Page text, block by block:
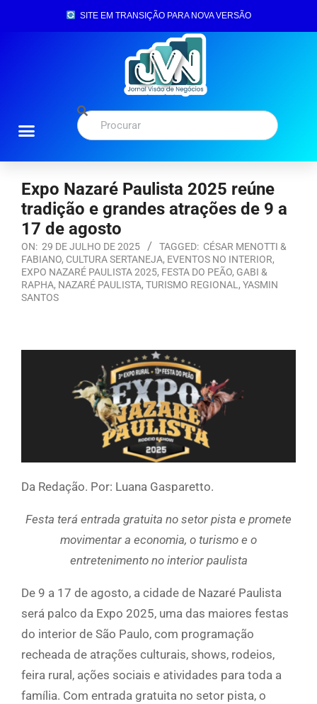
SITE EM TRANSIÇÃO PARA NOVA VERSÃO
Expo Nazaré Paulista 2025 reúne
tradição e grandes atrações de 9 a
17 de agosto
ON: 29 DE JULHO DE 2025 TAGGED: CÉSAR MENOTTI &
FABIANO, CULTURA SERTANEJA, EVENTOS NO INTERIOR,
EXPO NAZARÉ PAULISTA 2025, FESTA DO PEÃO, GABI &
RAPHA, NAZARÉ PAULISTA, TURISMO REGIONAL , YASMIN
SANTOS
Da Redação. Por: Luana Gasparetto.
Festa terá entrada gratuita no setor pista e promete
movimentar a economia, o turismo e o
entretenimento no interior paulista
De 9 a 17 de agosto, a cidade de Nazaré Paulista
será palco da Expo 2025, uma das maiores festas
do interior de São Paulo, com programação
recheada de atrações culturais, shows, rodeios,
feira rural, ações sociais e atividades para toda a
família. Com entrada gratuita no setor pista, o